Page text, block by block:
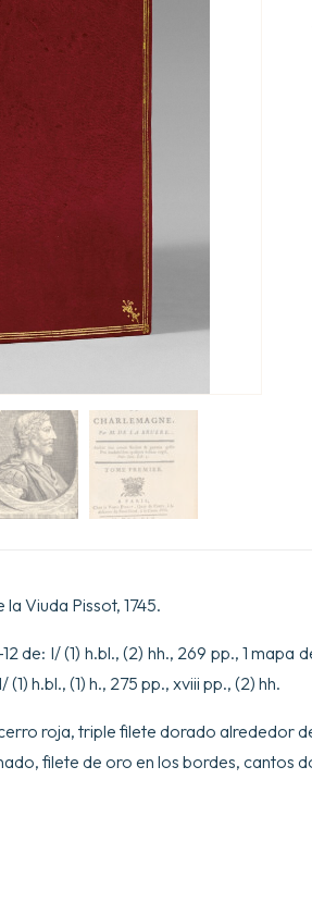
la Viuda Pissot, 1745.
de: I/ (1) h.bl., (2) hh., 269 pp., 1
h.bl., (1) h., 275 pp., xviii pp., (2) hh.
roja, triple filete dorado alrededor
filete de oro en los bordes, cantos